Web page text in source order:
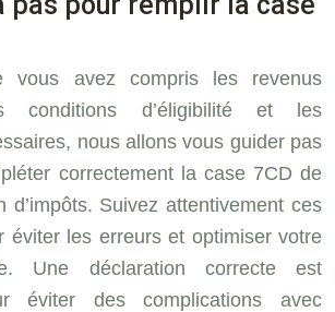
vous avez compris les revenus
conditions d’éligibilité et les
nous allons vous guider pas
correctement la case 7CD de
d’impôts. Suivez attentivement ces
éviter les erreurs et optimiser votre
Une déclaration correcte est
éviter des complications avec